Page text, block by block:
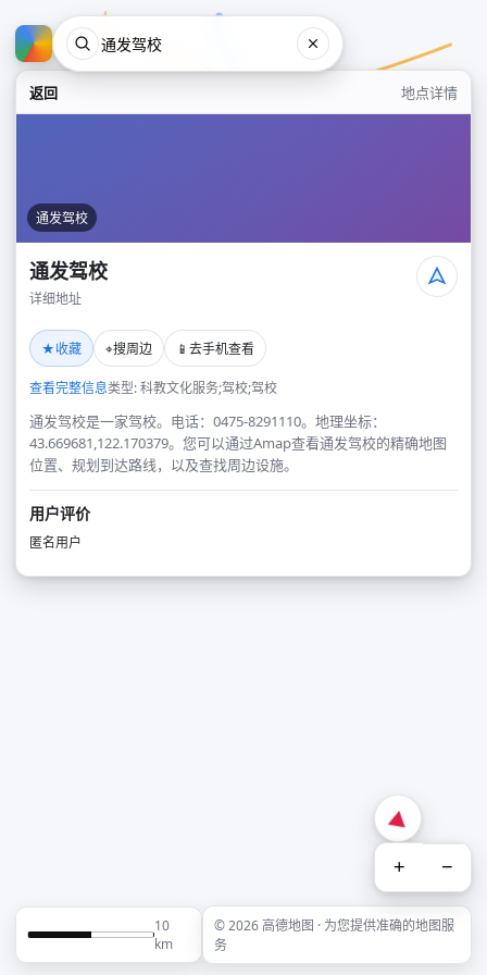
返回 地点详情
通发驾校
通发驾校
详细地址
★收藏 ⌖搜周边 📱 去手机查看
查看完整信息类型: 科教文化服务;驾校;驾校
通发驾校是一家驾校。电话：0475-8291110。地理坐标：
43.669681,122.170379。您可以通过Amap查看通发驾校的精确地图
位置、规划到达路线，以及查找周边设施。
用户评价
匿名用户
+ −
10
km
© 2026 高德地图 · 为您提供准确的地图服
务